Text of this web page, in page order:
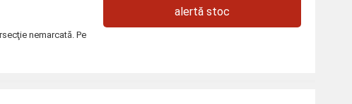
nemarcată. Pe
alertă stoc